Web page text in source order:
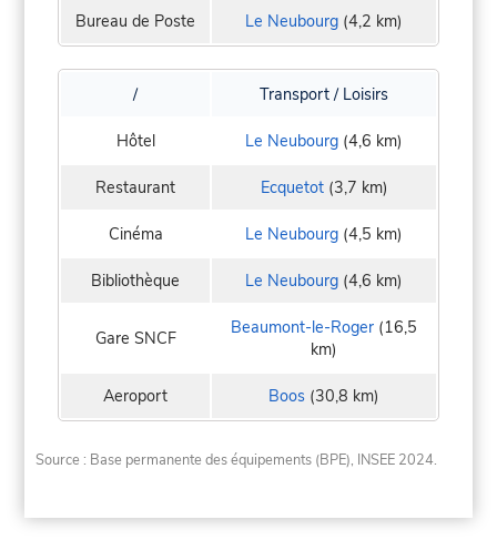
Bureau de Poste Le Neubourg (4,2 km)
/ Transport / Loisirs
Hôtel Le Neubourg (4,6 km)
Restaurant Ecquetot(3,7 km)
Cinéma Le Neubourg (4,5 km)
Bibliothèque Le Neubourg (4,6 km)
Gare SNCF Beaumont-le-Roger (16,5
km)
Aeroport Boos (30,8 km)
Source : Base permanente des équipements (BPE), INSEE 2024.